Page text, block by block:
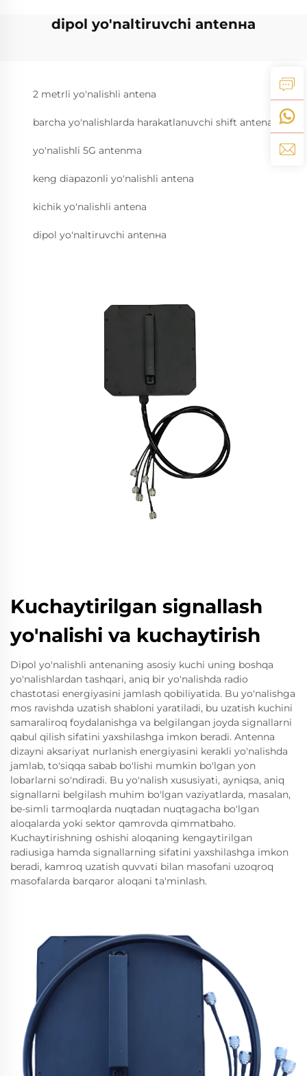
dipol yo'naltiruvchi antenна
2 metrli yo'nalishli antena
barcha yo'nalishlarda harakatlanuvchi shift antena
yo'nalishli 5G antenma
keng diapazonli yo'nalishli antena
kichik yo'nalishli antena
dipol yo'naltiruvchi antenна
Kuchaytirilgan signallash
yo'nalishi va kuchaytirish
Dipol yo'nalishli antenaning asosiy kuchi uning boshqa
yo'nalishlardan tashqari, aniq bir yo'nalishda radio
chastotasi energiyasini jamlash qobiliyatida. Bu yo'nalishga
mos ravishda uzatish shabloni yaratiladi, bu uzatish kuchini
samaraliroq foydalanishga va belgilangan joyda signallarni
qabul qilish sifatini yaxshilashga imkon beradi. Antenna
dizayni aksariyat nurlanish energiyasini kerakli yo'nalishda
jamlab, to'siqqa sabab bo'lishi mumkin bo'lgan yon
lobarlarni so'ndiradi. Bu yo'nalish xususiyati, ayniqsa, aniq
signallarni belgilash muhim bo'lgan vaziyatlarda, masalan,
be-simli tarmoqlarda nuqtadan nuqtagacha bo'lgan
aloqalarda yoki sektor qamrovda qimmatbaho.
Kuchaytirishning oshishi aloqaning kengaytirilgan
radiusiga hamda signallarning sifatini yaxshilashga imkon
beradi, kamroq uzatish quvvati bilan masofani uzoqroq
masofalarda barqaror aloqani ta'minlash.